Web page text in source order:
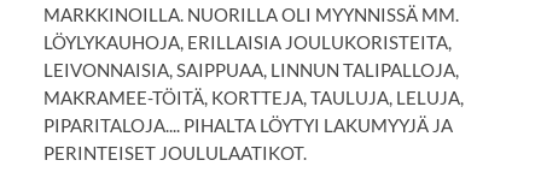
MARKKINOILLA. NUORILLA OLI MYYNNISSÄ MM.
LÖYLYKAUHOJA, ERILLAISIA JOULUKORISTEITA,
LEIVONNAISIA, SAIPPUAA, LINNUN TALIPALLOJA,
MAKRAMEE-TÖITÄ, KORTTEJA, TAULUJA, LELUJA,
PIPARITALOJA.... PIHALTA LÖYTYI LAKUMYYJÄ JA
PERINTEISET JOULULAATIKOT.